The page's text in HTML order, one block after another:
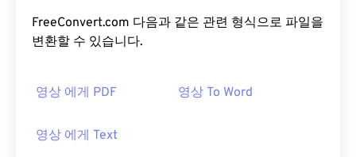
FreeConvert.com 다음과 같은 관련 형식으로 파일을
변환할 수 있습니다.
영상 에게 PDF 영상 To Word
영상 에게 Text